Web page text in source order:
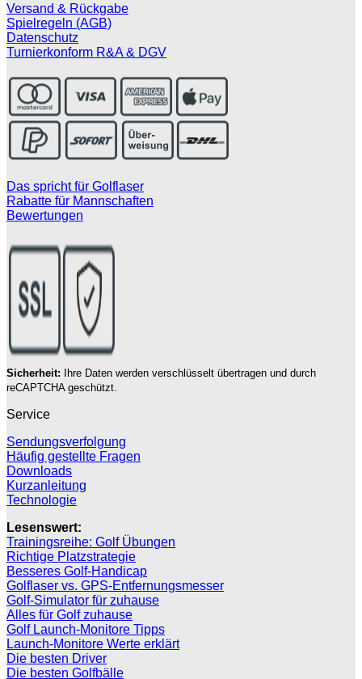
Versand & Rückgabe
Spielregeln (AGB)
Datenschutz
Turnierkonform R&A & DGV
Das spricht für Golflaser
Rabatte für Mannschaften
Bewertungen
Sicherheit: Ihre Daten werden verschlüsselt übertragen und durch
reCAPTCHA geschützt.
Service
Sendungsverfolgung
Häufig gestellte Fragen
Downloads
Kurzanleitung
Technologie
Lesenswert:
Trainingsreihe: Golf Übungen
Richtige Platzstrategie
Besseres Golf-Handicap
Golflaser vs. GPS-Entfernungsmesser
Golf-Simulator für zuhause
Alles für Golf zuhause
Golf Launch-Monitore Tipps
Launch-Monitore Werte erklärt
Die besten Driver
Die besten Golfbälle